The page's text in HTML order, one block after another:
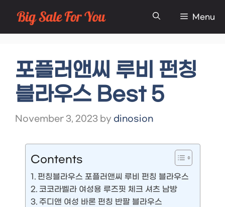
Skip
to
Menu
포플러앤씨 루비 펀칭
블라우스 Best 5
November 3, 2023 by dinosion
Contents
펀칭블라우스 포플러앤씨 루비 펀칭 블라우스
코코라벨라 여성용 루즈핏 체크 셔츠 남방
주디앤 여성 바론 펀칭 반팔 블라우스